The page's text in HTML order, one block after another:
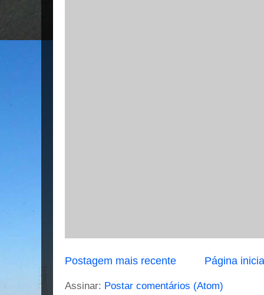
Postagem mais recente Página
Assinar: Postar comentários (Atom)